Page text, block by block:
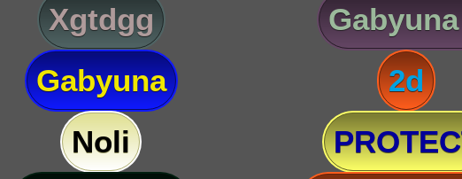
Xgtdgg
Gabyuna
2d
Noli